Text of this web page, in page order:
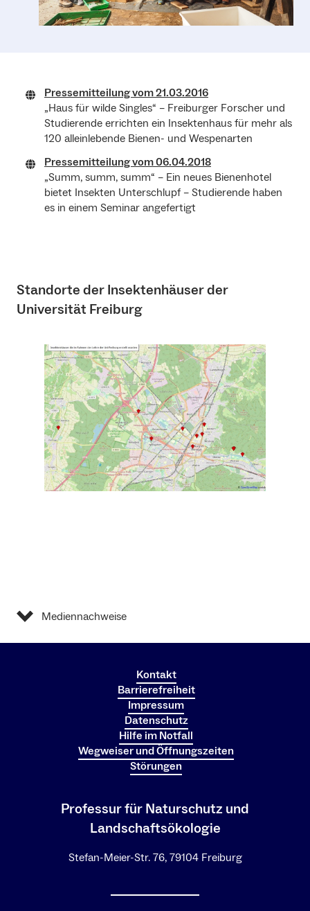
Pressemitteilung vom 21.03.2016
„Haus für wilde Singles“ – Freiburger Forscher und
Studierende errichten ein Insektenhaus für mehr als
120 alleinlebende Bienen- und Wespenarten
Pressemitteilung vom 06.04.2018
„Summ, summ, summ“ – Ein neues Bienenhotel
bietet Insekten Unterschlupf – Studierende haben
es in einem Seminar angefertigt
Standorte der Insektenhäuser der
Universität Freiburg
Mediennachweise
Kontakt
Barrierefreiheit
Impressum
Datenschutz
Hilfe im Notfall
Wegweiser und Öffnungszeiten
Störungen
Professur für Naturschutz und
Landschaftsökologie
Stefan-Meier-Str. 76, 79104 Freiburg